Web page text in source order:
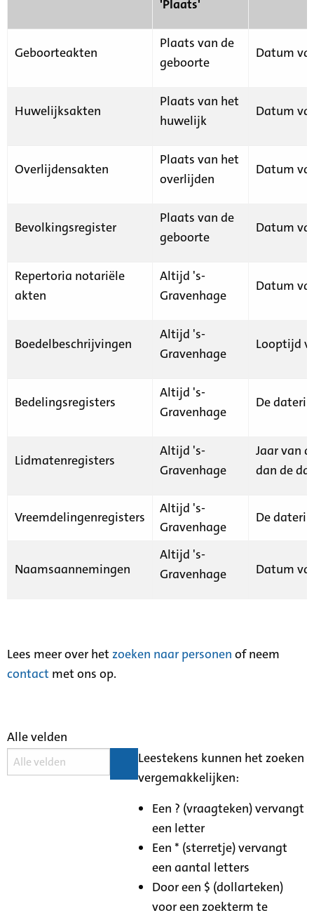
'Plaats'
Geboorteakten
Plaats van de
geboorte
Datum
Huwelijksakten
Plaats van het
huwelijk
Datum
Overlijdensakten
Plaats van het
overlijden
Datum
Bevolkingsregister
Plaats van de
geboorte
Datum
Repertoria notariële
akten
Altijd 's-
Gravenhage
Datum
Boedelbeschrijvingen
Altijd 's-
Gravenhage
Looptijd
Bedelingsregisters
Altijd 's-
Gravenhage
De
Lidmatenregisters
Altijd 's-
Gravenhage
Jaar van
dan de
Vreemdelingenregisters
Altijd 's-
Gravenhage
De
Naamsaannemingen
Altijd 's-
Gravenhage
Datum
Lees meer over het zoeken naar personen of neem
contact met ons op.
Alle velden
Leestekens kunnen het zoeken
vergemakkelijken:
Een ? (vraagteken) vervangt
een letter
Een * (sterretje) vervangt
een aantal letters
Door een $ (dollarteken)
voor een zoekterm te